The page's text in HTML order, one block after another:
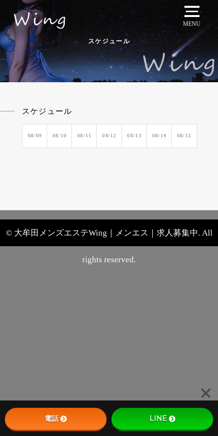
MENU
スケジュール
スケジュール
08/09 08/10 08/11 08/12 08/13 08/14 08/15
© 大牟田メンズエステWing｜メンエス｜求人募集中. All
rights reserved.
電話 LINE